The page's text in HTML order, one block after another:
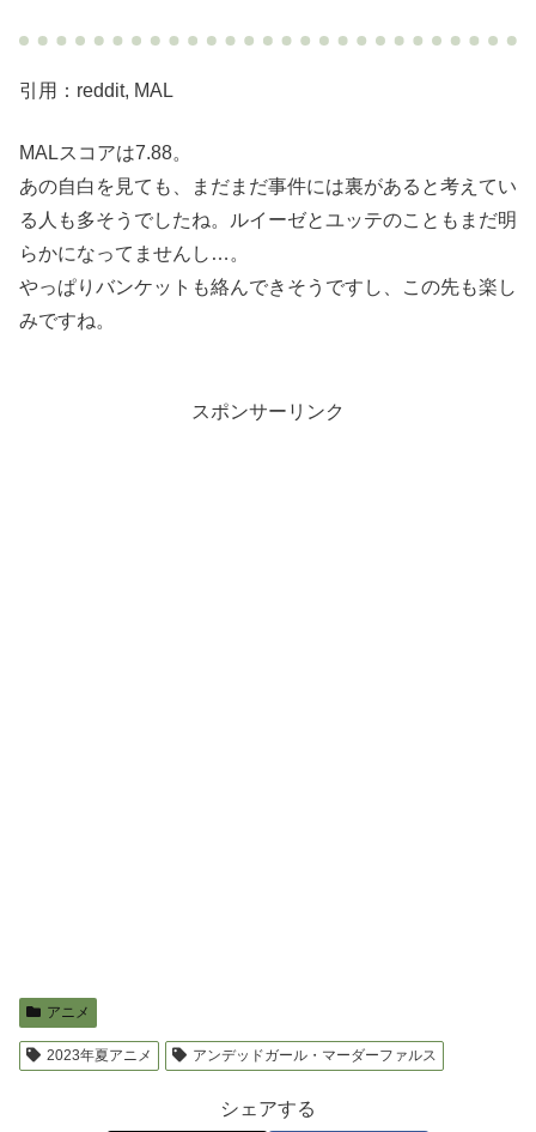
引用：reddit, MAL
MALスコアは7.88。
あの自白を見ても、まだまだ事件には裏があると考えてい
る人も多そうでしたね。ルイーゼとユッテのこともまだ明
らかになってませんし…。
やっぱりバンケットも絡んできそうですし、この先も楽し
みですね。
スポンサーリンク
アニメ
2023年夏アニメ アンデッドガール・マーダーファルス
シェアする